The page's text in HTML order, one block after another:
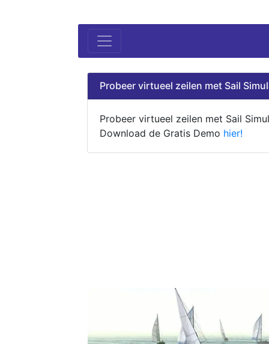
Probeer virtueel zeilen met Sail
Probeer virtueel zeilen met Sail
Download de Gratis Demo hier!